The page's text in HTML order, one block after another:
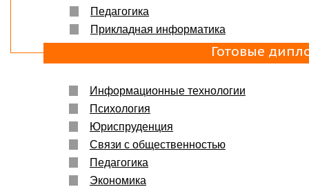
Педагогика
Прикладная информатика
Готовые
Информационные технологии
Психология
Юриспруденция
Связи с общественностью
Педагогика
Экономика